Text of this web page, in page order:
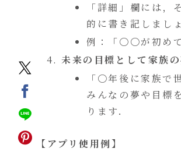
「詳細」欄には
的に書き記しまし
例：「〇〇が初め
未来の目標として家族
「〇年後に家族
みんなの夢や目標
ります．
【アプリ使用例】